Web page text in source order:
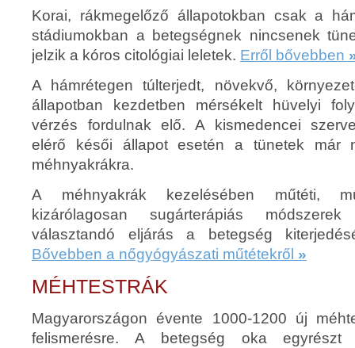
Korai, rákmegelőző állapotokban csak a
stádiumokban a betegségnek nincsenek
jelzik a kóros citológiai leletek. Erről bővebben
A hámrétegen túlterjedt, növekvő,
állapotban kezdetben mérsékelt hüvelyi
vérzés fordulnak elő. A kismedencei
elérő késői állapot esetén a tünetek már
méhnyakrákra.
A méhnyakrák kezelésében műtéti,
kizárólagosan sugárterápiás
választandó eljárás a betegség
Bővebben a nőgyógyászati műtétekről »
MÉHTESTRÁK
Magyarországon évente 1000-1200 új
felismerésre. A betegség oka egyrészt